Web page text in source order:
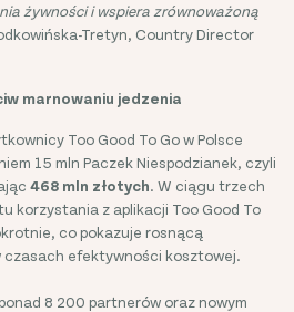
żywności i wspiera zrównoważoną
Tretyn, Country Director
marnowaniu jedzenia
Too Good To Go w Polsce
15 mln Paczek Niespodzianek, czyli
468 mln złotych. W ciągu trzech
korzystania z aplikacji Too Good To
co pokazuje rosnącą
czasach efektywności kosztowej.
8 200 partnerów oraz nowym